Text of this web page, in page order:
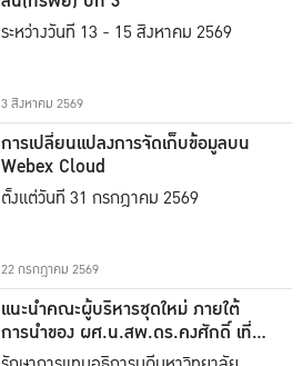
ระหว่างวันที่ 13 - 15 สิงหาคม 2569
3 สิงหาคม 2569
การเปลี่ยนแปลงการจัดเก็บข้อมูลบน
Webex Cloud
ตั้งแต่วันที่ 31 กรกฎาคม 2569
22 กรกฎาคม 2569
แนะนำคณะผู้บริหารชุดใหม่ ภายใต้
การนำของ ผศ.น.สพ.ดร.คงศักดิ์ เที่ยง
ธรรม